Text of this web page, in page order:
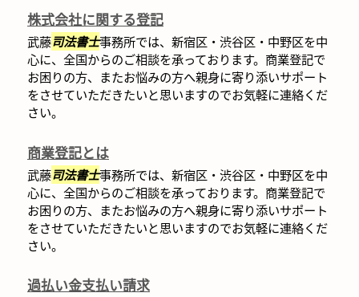
株式会社に関する登記
武藤司法書士事務所では、新宿区・渋谷区・中野区を中
心に、全国からのご相談を承っております。商業登記で
お困りの方、またお悩みの方へ親身に寄り添いサポート
をさせていただきたいと思いますのでお気軽に連絡くだ
さい。
商業登記とは
武藤司法書士事務所では、新宿区・渋谷区・中野区を中
心に、全国からのご相談を承っております。商業登記で
お困りの方、またお悩みの方へ親身に寄り添いサポート
をさせていただきたいと思いますのでお気軽に連絡くだ
さい。
過払い金支払い請求